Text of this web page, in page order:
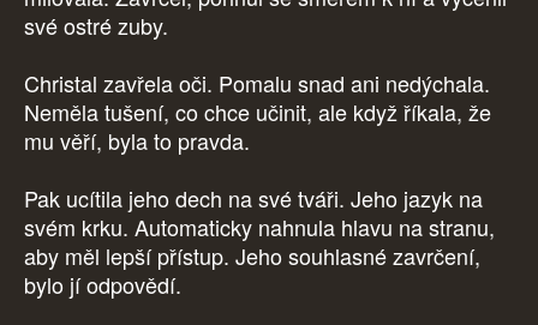
své ostré zuby.
Christal zavřela oči. Pomalu snad ani nedýchala.
Neměla tušení, co chce učinit, ale když říkala, že
mu věří, byla to pravda.
Pak ucítila jeho dech na své tváři. Jeho jazyk na
svém krku. Automaticky nahnula hlavu na stranu,
aby měl lepší přístup. Jeho souhlasné zavrčení,
bylo jí odpovědí.